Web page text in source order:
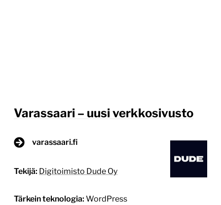
Varassaari – uusi verkkosivusto
varassaari.fi
Tekijä: Digitoimisto Dude Oy
Tärkein teknologia: WordPress